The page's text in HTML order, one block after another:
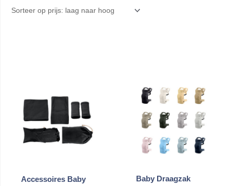
prijs:
Accessoires Baby
Baby Draagzak